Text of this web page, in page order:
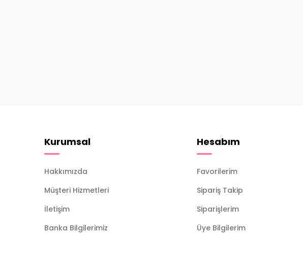
Kurumsal
Hakkımızda
Müşteri Hizmetleri
İletişim
Banka Bilgilerimiz
Hesabım
Favorilerim
Sipariş Takip
Siparişlerim
Üye Bilgilerim